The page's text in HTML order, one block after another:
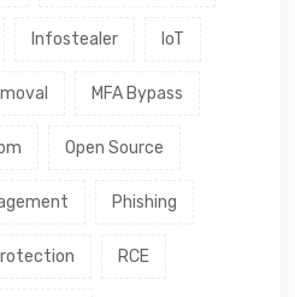
Infostealer IoT
MFA Bypass
Open Source
Phishing
RCE